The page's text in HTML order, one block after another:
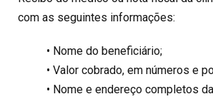
com as seguintes informações:
• Nome do beneficiário;
• Valor cobrado, em números e
• Nome e endereço completos